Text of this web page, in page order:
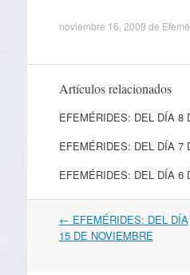
noviembre 16, 2009 de
Artículos relacionados
EFEMÉRIDES: DEL DÍA 8
EFEMÉRIDES: DEL DÍA 7
EFEMÉRIDES: DEL DÍA 6
Navegación
por
← EFEMÉRIDES: DEL DÍA
15 DE NOVIEMBRE